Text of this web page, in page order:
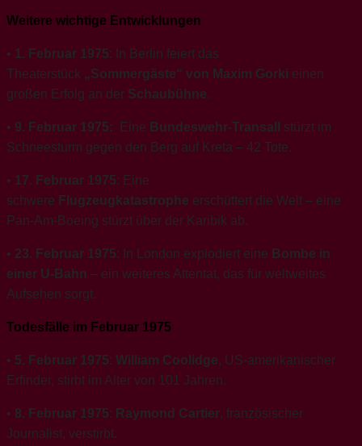
Weitere wichtige Entwicklungen
• 1. Februar 1975: In Berlin feiert das
Theaterstück „Sommergäste“ von Maxim Gorki einen
großen Erfolg an der Schaubühne.
• 9. Februar 1975: Eine Bundeswehr-Transall
stürzt im
Schneesturm gegen den Berg auf Kreta – 42 Tote.
• 17. Februar 1975: Eine
schwere Flugzeugkatastrophe erschüttert die Welt – eine
Pan-Am-Boeing stürzt über der Karibik ab.
• 23. Februar 1975: In London explodiert eine Bombe in
einer U-Bahn – ein weiteres Attentat, das für weltweites
Aufsehen sorgt.
Todesfälle im Februar 1975
• 5. Februar 1975: William Coolidge, US-amerikanischer
Erfinder, stirbt im Alter von 101 Jahren.
• 8. Februar 1975: Raymond Cartier, französischer
Journalist, verstirbt.